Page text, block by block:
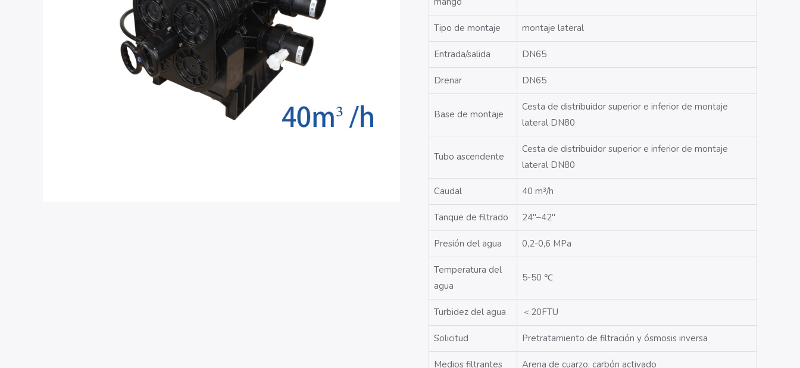
Tipo de montaje montaje lateral
Entrada/salida DN65
Drenar DN65
Base de montaje
Cesta de distribuidor superior e inferior de montaje
lateral DN80
Tubo ascendente
Cesta de distribuidor superior e inferior de montaje
lateral DN80
Caudal 40 m³/h
Tanque de filtrado 24″–42″
Presión del agua 0,2-0,6 MPa
Temperatura del
agua
5-50 ℃
Turbidez del agua ＜ 20FTU
Solicitud Pretratamiento de filtración y ósmosis inversa
Medios filtrantes Arena de cuarzo, carbón activado